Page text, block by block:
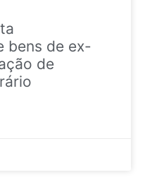
bens de ex-
de